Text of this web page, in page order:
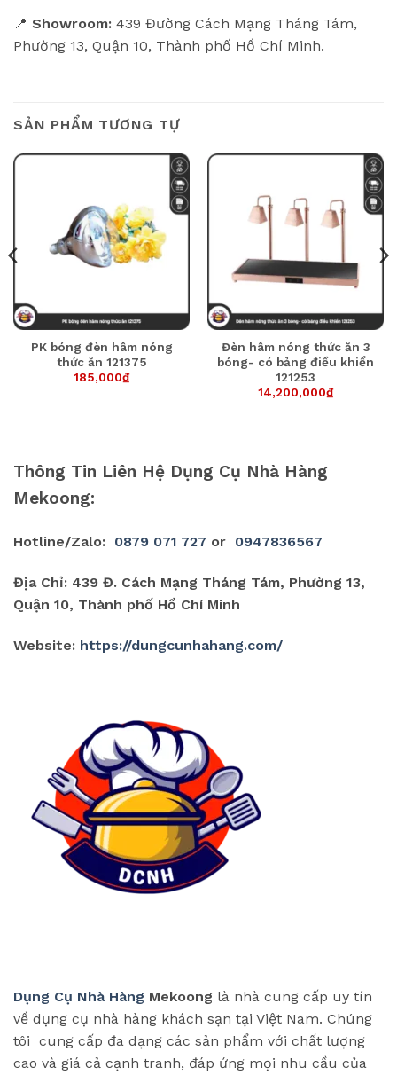
📍 Showroom: 439 Đường Cách Mạng Tháng Tám,
Phường 13, Quận 10, Thành phố Hồ Chí Minh.
SẢN PHẨM TƯƠNG TỰ
PK bóng đèn hâm nóng
thức ăn 121375
185,000₫
Đèn hâm nóng thức ăn 3
bóng- có bảng điều khiển
121253
14,200,000₫
Thông Tin Liên Hệ Dụng Cụ Nhà Hàng
Mekoong:
Hotline/Zalo: 0879 071 727 or 0947836567
Địa Chỉ: 439 Đ. Cách Mạng Tháng Tám, Phường 13,
Quận 10, Thành phố Hồ Chí Minh
Website: https://dungcunhahang.com/
Dụng Cụ Nhà Hàng Mekoong là nhà cung cấp uy tín
về dụng cụ nhà hàng khách sạn tại Việt Nam. Chúng
tôi cung cấp đa dạng các sản phẩm với chất lượng
cao và giá cả cạnh tranh, đáp ứng mọi nhu cầu của